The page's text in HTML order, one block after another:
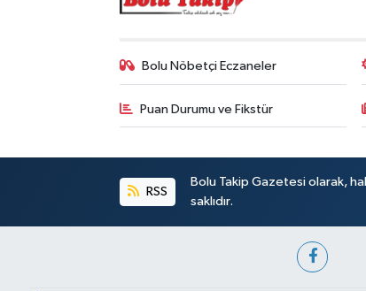
Bolu Nöbetçi Eczaneler
Puan Durumu ve Fikstür
RSS
Bolu Takip Gazetesi olarak,
saklıdır.